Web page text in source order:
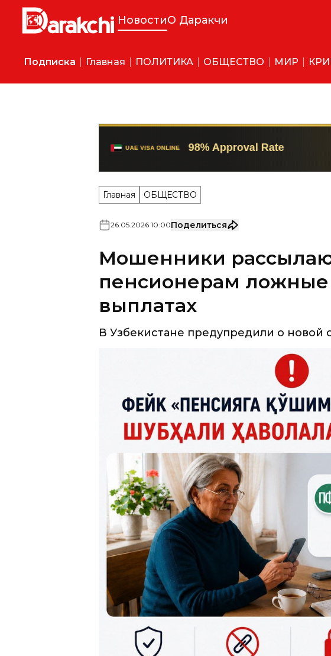
НовостиО Даракчи
Подписка Главная ПОЛИТИКА ОБЩЕСТВО МИР
Главная ОБЩЕСТВО
Мошенники
пенсионерам ложные
выплатах
В Узбекистане предупредили о